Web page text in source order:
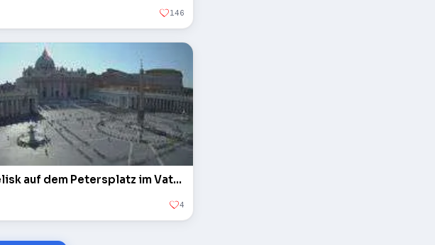
146
Der Obelisk auf dem Petersplatz im Vatikan
4